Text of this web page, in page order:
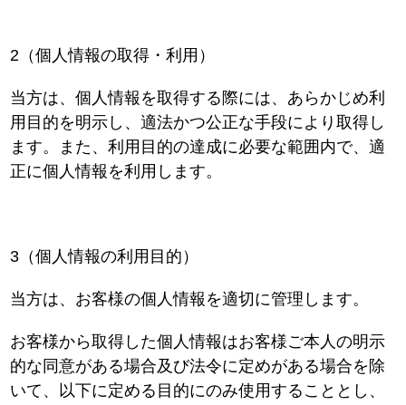
2（個人情報の取得・利用）
当方は、個人情報を取得する際には、あらかじめ利
用目的を明示し、適法かつ公正な手段により取得し
ます。また、利用目的の達成に必要な範囲内で、適
正に個人情報を利用します。
3（個人情報の利用目的）
当方は、お客様の個人情報を適切に管理します。
お客様から取得した個人情報はお客様ご本人の明示
的な同意がある場合及び法令に定めがある場合を除
いて、以下に定める目的にのみ使用することとし、